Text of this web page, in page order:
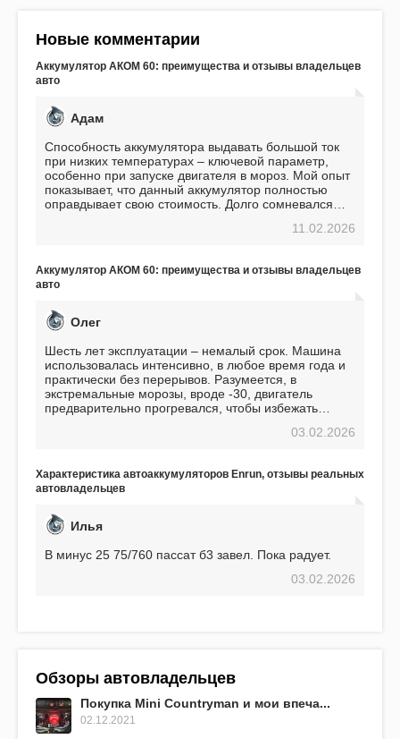
Новые комментарии
Аккумулятор АКОМ 60: преимущества и отзывы владельцев
авто
Адам
Способность аккумулятора выдавать большой ток
при низких температурах – ключевой параметр,
особенно при запуске двигателя в мороз. Мой опыт
показывает, что данный аккумулятор полностью
оправдывает свою стоимость. Долго сомневался
пожалел. Считаю, что это отличное вложение,11.02.2026
Аккумулятор АКОМ 60: преимущества и отзывы владельцев
авто
Олег
Шесть лет эксплуатации – немалый срок. Машина
использовалась интенсивно, в любое время года и
практически без перерывов. Разумеется, в
экстремальные морозы, вроде -30, двигатель
предварительно прогревался, чтобы избежать
использования не было ни единой поломки,
EFB 75. Судя по характеристикам, он даже
превосходит предыдущую модель.
03.02.2026
Характеристика автоаккумуляторов Enrun, отзывы реальных
автовладельцев
Илья
В минус 25 75/760 пассат б3 завел. Пока радует.
03.02.2026
Обзоры автовладельцев
Покупка Mini Countryman и мои впеча...
02.12.2021